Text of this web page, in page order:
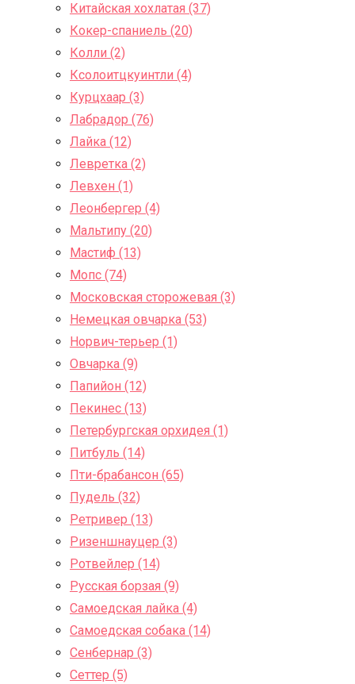
Китайская хохлатая (37)
Кокер-спаниель (20)
Колли (2)
Ксолоитцкуинтли (4)
Курцхаар (3)
Лабрадор (76)
Лайка (12)
Левретка (2)
Левхен (1)
Леонбергер (4)
Мальтипу (20)
Мастиф (13)
Мопс (74)
Московская сторожевая (3)
Немецкая овчарка (53)
Норвич-терьер (1)
Овчарка (9)
Папийон (12)
Пекинес (13)
Петербургская орхидея (1)
Питбуль (14)
Пти-брабансон (65)
Пудель (32)
Ретривер (13)
Ризеншнауцер (3)
Ротвейлер (14)
Русская борзая (9)
Самоедская лайка (4)
Самоедская собака (14)
Сенбернар (3)
Сеттер (5)